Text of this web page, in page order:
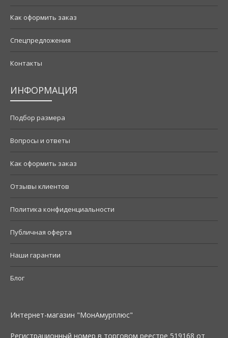
Как оформить заказ
Спецпредложения
Контакты
ИНФОРМАЦИЯ
Подбор размера
Вопросы и ответы
Как оформить заказ
Отзывы клиентов
Политика конфиденциальности
Публичная оферта
Наши гарантии
Блог
Интернет-магазин "МонАмурплюс"
Регистрационный номер в торговом реестре 519168 от